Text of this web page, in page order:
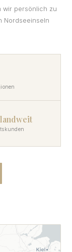
wir persönlich zu
Nordseeinseln